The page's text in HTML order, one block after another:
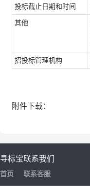
投标截止日期和时间
其他
招投标管理机构
附件下载：
寻标宝
首页
联系我们
联系客服